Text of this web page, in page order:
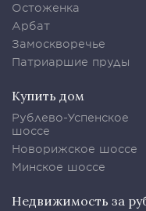
Остоженка
Арбат
Замоскворечье
Патриаршие пруды
Купить дом
Рублево-Успенское
шоссе
Новорижское шоссе
Минское шоссе
Недвижимость за